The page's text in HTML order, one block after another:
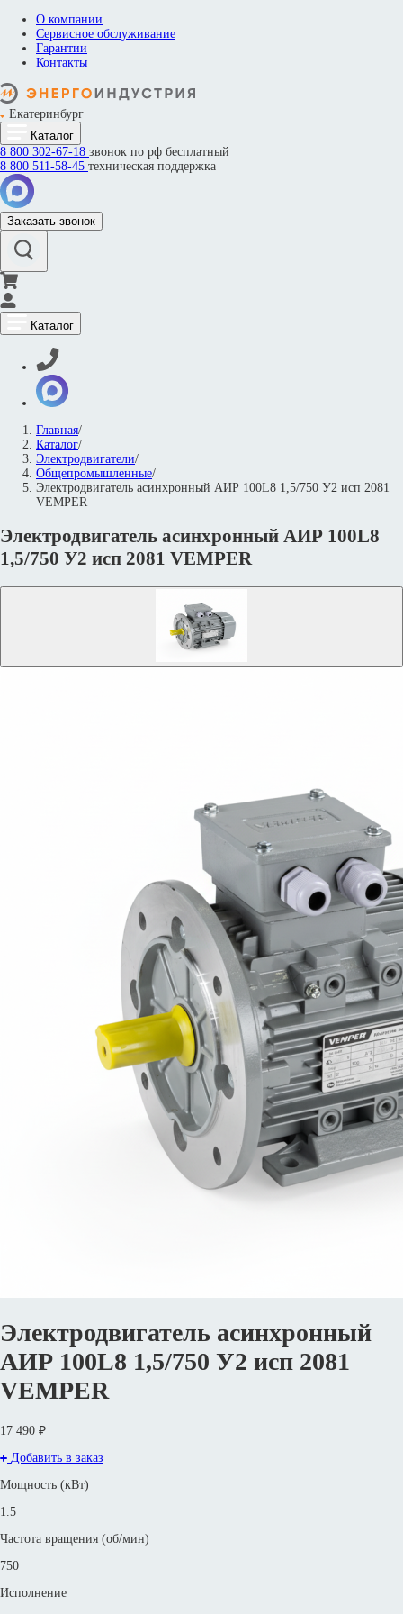
О компании
Сервисное обслуживание
Гарантии
Контакты
Екатеринбург
Каталог
8 800 302-67-18 звонок по рф бесплатный
8 800 511-58-45 техническая поддержка
Заказать звонок
Каталог
Главная/
Каталог/
Электродвигатели/
Общепромышленные/
Электродвигатель асинхронный АИР 100L8 1,5/750 У2 исп 2081
VEMPER
Электродвигатель асинхронный АИР 100L8
1,5/750 У2 исп 2081 VEMPER
Электродвигатель асинхронный
АИР 100L8 1,5/750 У2 исп 2081
VEMPER
17 490 ₽
Добавить в заказ
Мощность (кВт)
1.5
Частота вращения (об/мин)
750
Исполнение